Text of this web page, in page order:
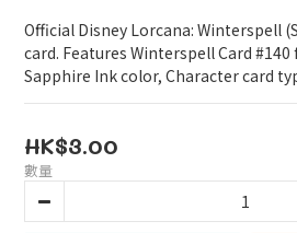
Official Disney Lorcana: Winterspell
card. Features Winterspell Card
Sapphire Ink color, Character card
HK$3.00
數量